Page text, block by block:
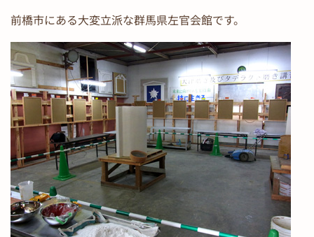
前橋市にある大変立派な群馬県左官会館です。